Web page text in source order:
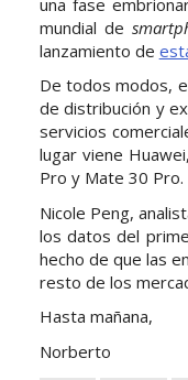
mundial de
lanzamiento de
De todos modos,
de distribución y
servicios
lugar viene
Pro y Mate 30
Nicole Peng,
los datos del
hecho de que las
resto de los
Hasta mañana,
Norberto